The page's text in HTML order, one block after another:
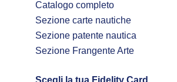
Catalogo completo
Sezione carte nautiche
Sezione patente nautica
Sezione Frangente Arte